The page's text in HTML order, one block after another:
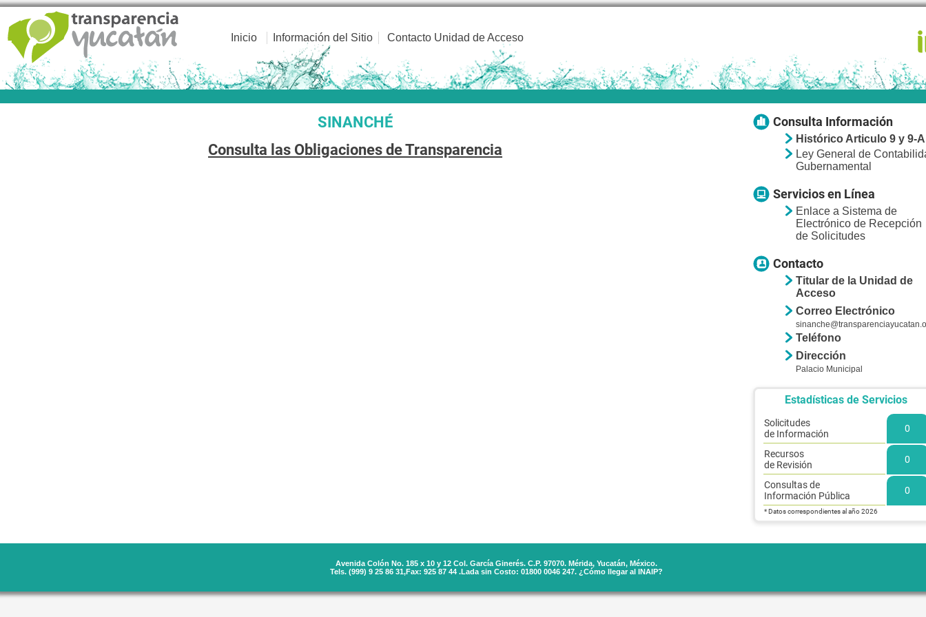
Inicio Información del Sitio Contacto Unidad de Acceso
SINANCHÉ
Consulta las Obligaciones de Transparencia
Consulta Información
Histórico Articulo 9 y 9-A
Ley General de
Gubernamental
Servicios en Línea
Enlace a Sistema de
Electrónico de Recepción
de Solicitudes
Contacto
Titular de la Unidad de
Acceso
Correo Electrónico
Teléfono
Dirección
Palacio Municipal
Estadísticas de Servicios
Solicitudes
de Información
0
Recursos
de Revisión
0
Consultas de
Información Pública
0
* Datos correspondientes al año 2026
Avenida Colón No. 185 x 10 y 12 Col. García Ginerés. C.P. 97070. Mérida, Yucatán, México.
Tels. (999) 9 25 86 31,Fax: 925 87 44 .Lada sin Costo: 01800 0046 247. ¿Cómo llegar al INAIP?